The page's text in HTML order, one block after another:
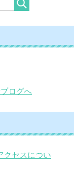
クセスについ